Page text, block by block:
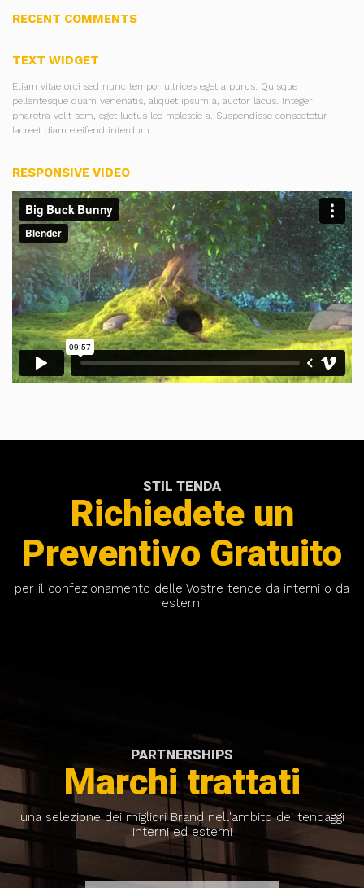
RECENT COMMENTS
TEXT WIDGET
Etiam vitae orci sed nunc tempor ultrices eget a purus. Quisque
pellentesque quam venenatis, aliquet ipsum a, auctor lacus. Integer
pharetra velit sem, eget luctus leo molestie a. Suspendisse consectetur
laoreet diam eleifend interdum.
RESPONSIVE VIDEO
STIL TENDA
Richiedete un
Preventivo Gratuito
per il confezionamento delle Vostre tende da interni o da
esterni
PARTNERSHIPS
Marchi trattati
una selezione dei migliori Brand nell'ambito dei tendaggi
interni ed esterni